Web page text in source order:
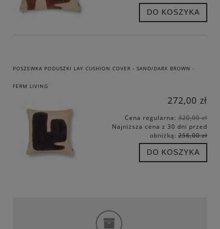
DO KOSZYKA
POSZEWKA PODUSZKI LAY CUSHION COVER - SAND/DARK BROWN -
FERM LIVING
272,00 zł
Cena regularna: 320,00 zł
Najniższa cena z 30 dni przed
obniżką: 256,00 zł
DO KOSZYKA